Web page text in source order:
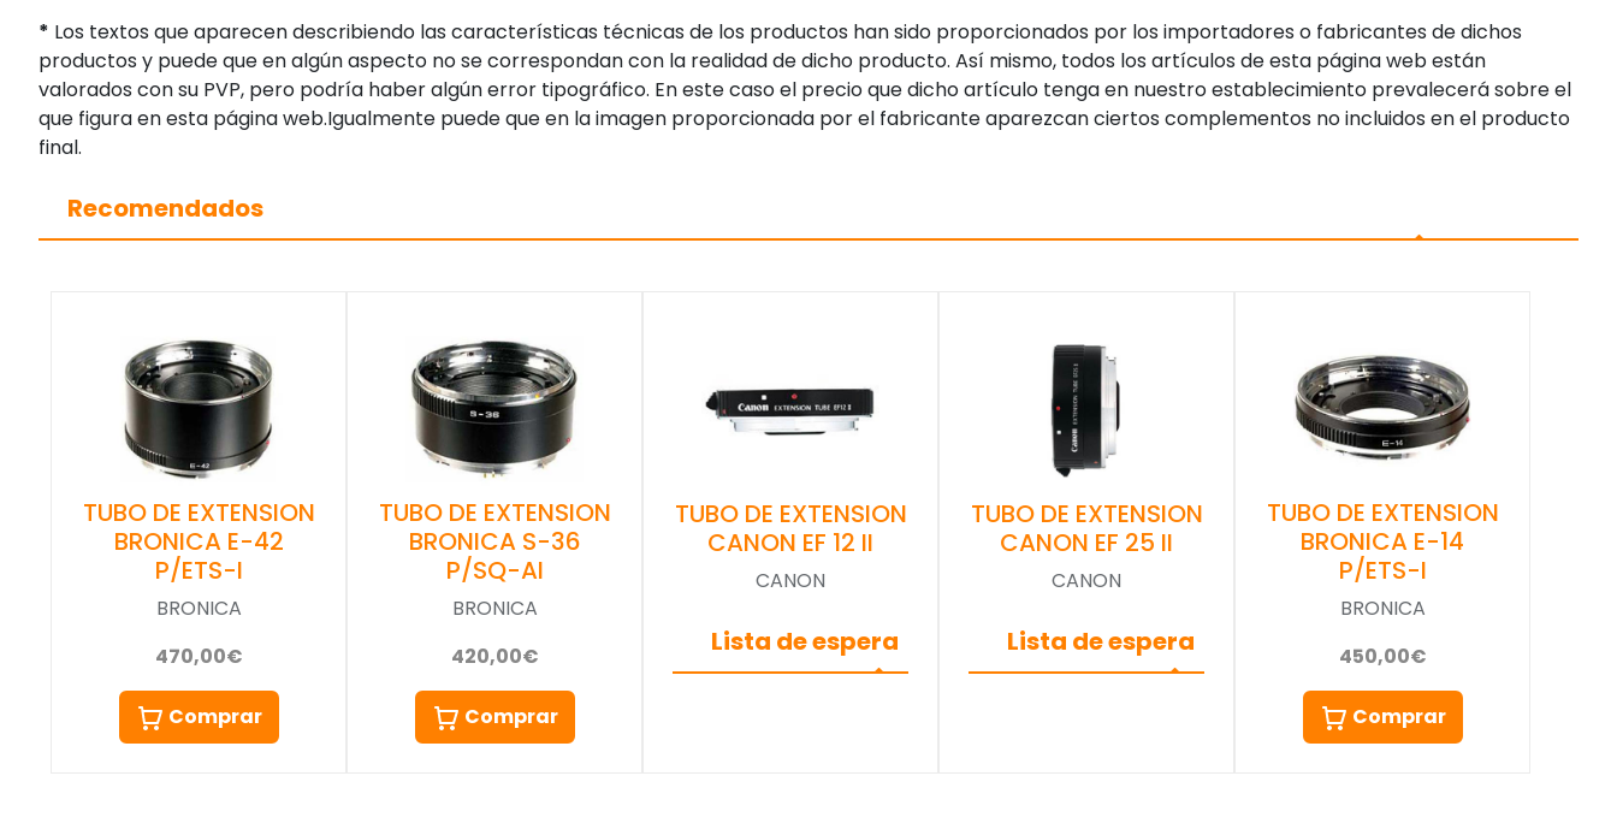
* Los textos que aparecen describiendo las características técnicas de los productos han sido proporcionados por los importadores o fabricantes de dichos
productos y puede que en algún aspecto no se correspondan con la realidad de dicho producto. Así mismo, todos los artículos de esta página web están
valorados con su PVP, pero podría haber algún error tipográfico. En este caso el precio que dicho artículo tenga en nuestro establecimiento prevalecerá sobre el
que figura en esta página web.Igualmente puede que en la imagen proporcionada por el fabricante aparezcan ciertos complementos no incluidos en el producto
final.
Recomendados
TUBO DE EXTENSION
BRONICA E-42
P/ETS-I
BRONICA
470,00€
Comprar
TUBO DE EXTENSION
BRONICA S-36
P/SQ-AI
BRONICA
420,00€
Comprar
TUBO DE EXTENSION
CANON EF 12 II
CANON
Lista de espera
TUBO DE EXTENSION
CANON EF 25 II
CANON
Lista de espera
TUBO DE EXTENSION
BRONICA E-14
P/ETS-I
BRONICA
450,00€
Comprar